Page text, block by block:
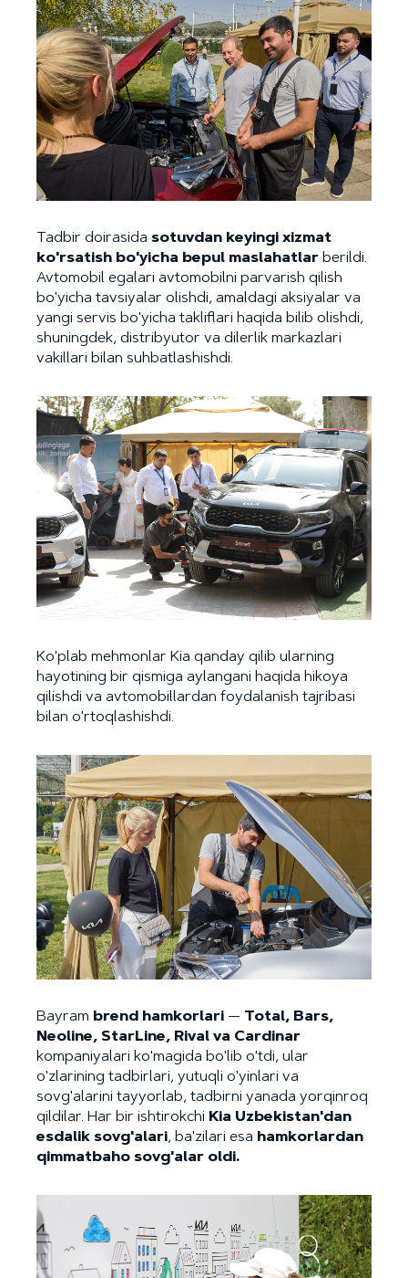
Tadbir doirasida sotuvdan keyingi xizmat
ko'rsatish bo'yicha bepul maslahatlar berildi.
Avtomobil egalari avtomobilni parvarish qilish
bo'yicha tavsiyalar olishdi, amaldagi aksiyalar va
yangi servis bo'yicha takliflari haqida bilib olishdi,
shuningdek, distribyutor va dilerlik markazlari
vakillari bilan suhbatlashishdi.
Ko'plab mehmonlar Kia qanday qilib ularning
hayotining bir qismiga aylangani haqida hikoya
qilishdi va avtomobillardan foydalanish tajribasi
bilan o'rtoqlashishdi.
Bayram brend hamkorlari — Total, Bars,
Neoline, StarLine, Rival va Cardinar
kompaniyalari ko'magida bo'lib o'tdi, ular
o'zlarining tadbirlari, yutuqli o'yinlari va
sovg'alarini tayyorlab, tadbirni yanada yorqinroq
qildilar. Har bir ishtirokchi Kia Uzbekistan'dan
esdalik sovg'alari, ba'zilari esa hamkorlardan
qimmatbaho sovg'alar oldi.